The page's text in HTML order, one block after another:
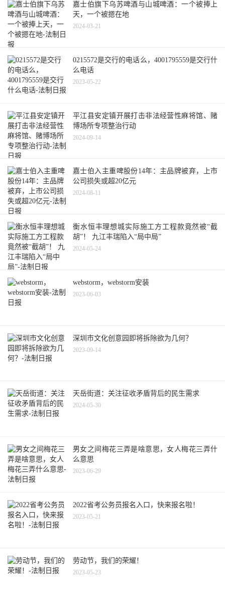
嘉士伯旗下乌苏啤酒与山城啤酒：一个被捧上
天，一个被摁在地
2024-03-21
0215572是交行的电话么，4001795559是交行什
么电话
2023-05-22
平江县安定镇开展打击非法经营性麻将馆、赌
博场所专项整治行动
2024-09-14
嘉士伯入主重啤股份14年：主品牌被弃，上市
公司损失或超20亿元
2024-08-11
衡水恒丰理想城实际施工方工程款竟然被“截
胡”！ 九江丰瑞陷入“局中局”
2024-05-24
webstorm，webstorm安装
2023-06-03
深圳市文化创意园即将拆除欲为几何？
2023-09-14
天岳街道：关注征收矛盾背后的民生需求
2024-05-30
男女之间梅花三弄是啥意思，女人梅花三弄什
么意思
2023-06-29
2022省考公务员报名入口，快来报名啦！
2023-05-21
劳动节，我们的荣耀！
2023-05-23